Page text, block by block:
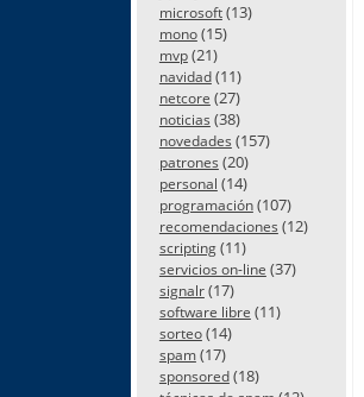
microsoft(13)
mono(15)
mvp(21)
navidad(11)
netcore (27)
noticias (38)
novedades (157)
patrones (20)
personal (14)
programación(107)
recomendaciones (12)
scripting(11)
servicios on-line (37)
signalr(17)
software libre (11)
sorteo(14)
spam(17)
sponsored(18)